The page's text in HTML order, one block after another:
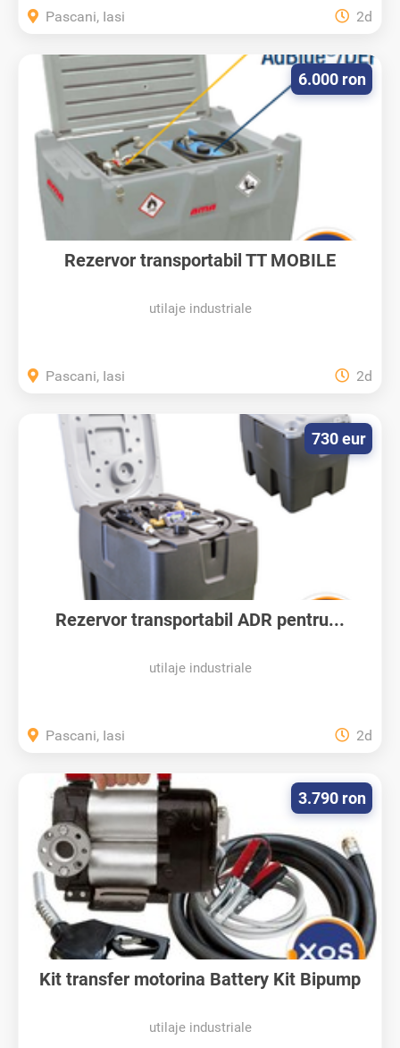
Pascani, Iasi 2d
Rezervor transportabil TT MOBILE
utilaje industriale
6.000 ron
Pascani, Iasi 2d
Rezervor transportabil ADR pentru...
utilaje industriale
730 eur
Pascani, Iasi 2d
Kit transfer motorina Battery Kit Bipump
utilaje industriale
3.790 ron